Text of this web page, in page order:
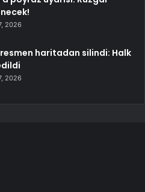
2026
haritadan silindi: Halk
2026